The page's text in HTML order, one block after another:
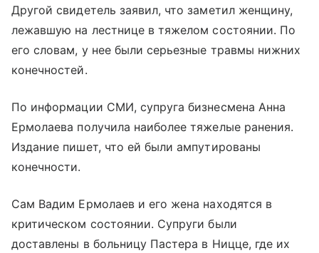
Другой свидетель заявил, что заметил женщину,
лежавшую на лестнице в тяжелом состоянии. По
его словам, у нее были серьезные травмы нижних
конечностей.
По информации СМИ, супруга бизнесмена Анна
Ермолаева получила наиболее тяжелые ранения.
Издание пишет, что ей были ампутированы
конечности.
Сам Вадим Ермолаев и его жена находятся в
критическом состоянии. Супруги были
доставлены в больницу Пастера в Ницце, где их